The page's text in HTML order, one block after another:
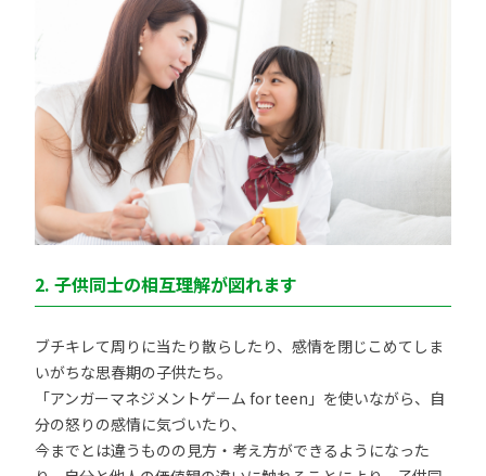
2. 子供同士の相互理解が図れます
ブチキレて周りに当たり散らしたり、感情を閉じこめてしま
いがちな思春期の子供たち。
「アンガーマネジメントゲーム for teen」を使いながら、自
分の怒りの感情に気づいたり、
今までとは違うものの見方・考え方ができるようになった